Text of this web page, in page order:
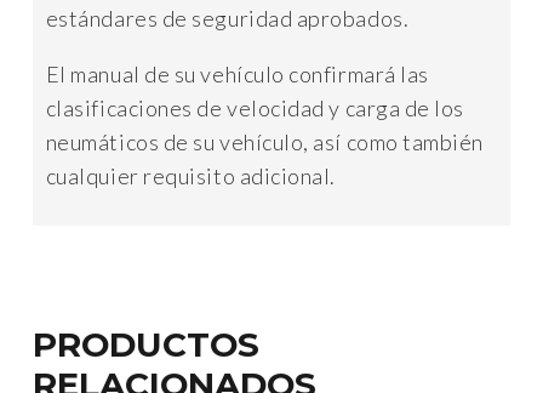
estándares de seguridad aprobados.
El manual de su vehículo confirmará las
clasificaciones de velocidad y carga de los
neumáticos de su vehículo, así como también
cualquier requisito adicional.
PRODUCTOS